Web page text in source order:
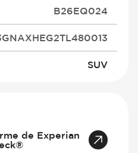
B26EQ024
SUV
de Experian